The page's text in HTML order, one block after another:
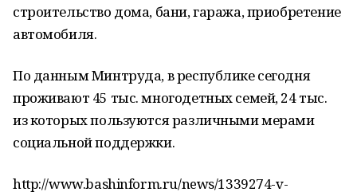
строительство дома, бани, гаража, приобретение
автомобиля.
По данным Минтруда, в республике сегодня
проживают 45 тыс. многодетных семей, 24 тыс.
из которых пользуются различными мерами
социальной поддержки.
http://www.bashinform.ru/news/1339274-v-